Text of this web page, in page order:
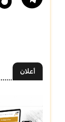
أعلان